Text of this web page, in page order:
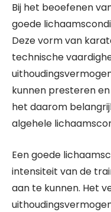
Bij het beoefenen
goede
Deze vorm van
technische
kunnen presteren
het daarom
algehele
Een goede
intensiteit van de
aan te kunnen. Het